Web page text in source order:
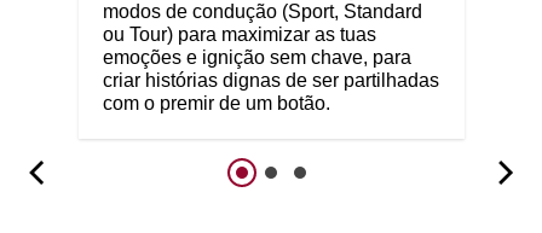
modos de condução (Sport, Standard
ou Tour) para maximizar as tuas
emoções e ignição sem chave, para
criar histórias dignas de ser partilhadas
com o premir de um botão.